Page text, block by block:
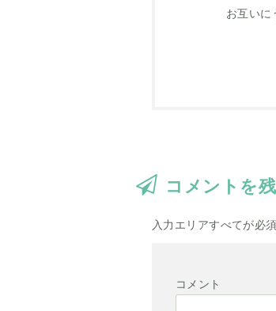
お互いに
コメントを
入力エリアすべてが必
コメント